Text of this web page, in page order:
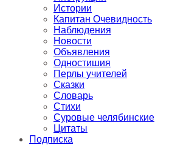
Истории
Капитан Очевидность
Наблюдения
Новости
Объявления
Одностишия
Перлы учителей
Сказки
Словарь
Стихи
Суровые челябинские
Цитаты
Подписка